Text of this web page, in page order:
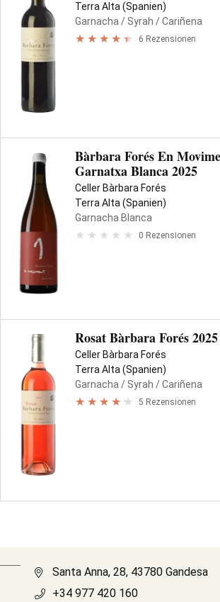
Terra Alta (Spanien)
Garnacha / Syrah / Cariñena
6 Rezensionen
Bàrbara Forés En
Garnatxa Blanca 2025
Celler Bàrbara Forés
Terra Alta (Spanien)
Garnacha Blanca
0 Rezensionen
Rosat Bàrbara Forés 2025
Celler Bàrbara Forés
Terra Alta (Spanien)
Garnacha / Syrah / Cariñena
5 Rezensionen
Santa Anna, 28, 43780 Gandesa
+34 977 420 160